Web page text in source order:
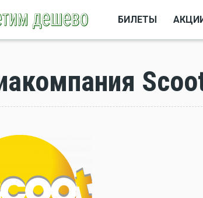
БИЛЕТЫ